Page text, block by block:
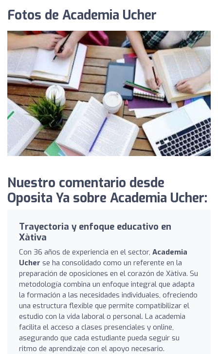
Fotos de Academia Ucher
Nuestro comentario desde
Oposita Ya sobre Academia Ucher:
Trayectoria y enfoque educativo en
Xàtiva
Con 36 años de experiencia en el sector, Academia
Ucher se ha consolidado como un referente en la
preparación de oposiciones en el corazón de Xàtiva. Su
metodología combina un enfoque integral que adapta
la formación a las necesidades individuales, ofreciendo
una estructura flexible que permite compatibilizar el
estudio con la vida laboral o personal. La academia
facilita el acceso a clases presenciales y online,
asegurando que cada estudiante pueda seguir su
ritmo de aprendizaje con el apoyo necesario.